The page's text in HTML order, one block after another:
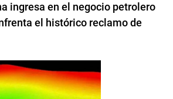
ingresa en el negocio petrolero
el histórico reclamo de